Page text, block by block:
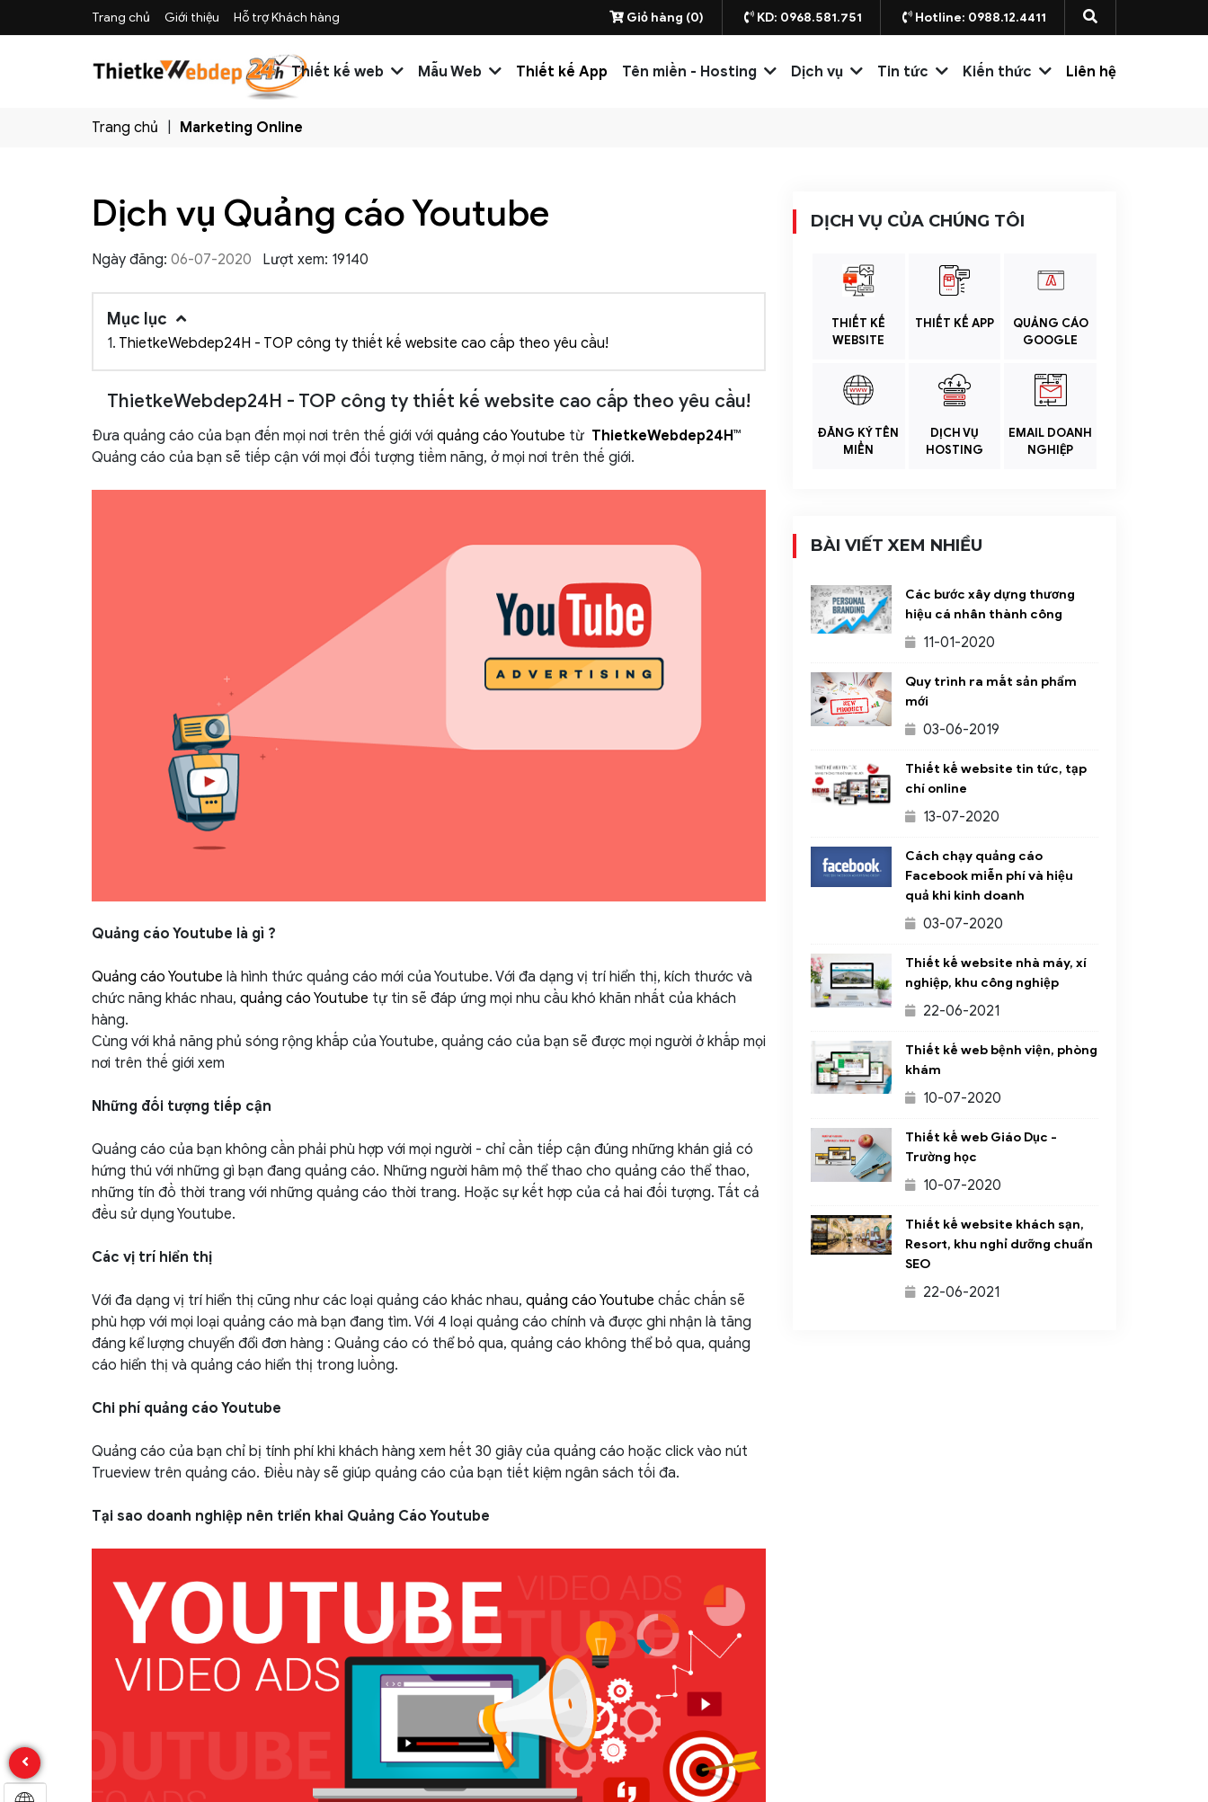
Trang chủ Giới thiệu Hỗ trợ Khách hàng Giỏ hàng (0) KD: 0968.581.751 Hotline: 0988.12.4411
Thiết kế web Mẫu Web Thiết kế App Tên miền - Hosting Dịch vụ Tin tức Kiến thức Liên hệ
Trang chủ Marketing Online
Dịch vụ Quảng cáo Youtube
Ngày đăng: 06-07-2020 Lượt xem: 19140
Mục lục
1. ThietkeWebdep24H - TOP công ty thiết kế website cao cấp theo yêu cầu!
ThietkeWebdep24H - TOP công ty thiết kế website cao cấp theo yêu cầu!
Đưa quảng cáo của bạn đến mọi nơi trên thế giới với quảng cáo Youtube từ ThietkeWebdep24H™
Quảng cáo của bạn sẽ tiếp cận với mọi đối tượng tiềm năng, ở mọi nơi trên thế giới.
Quảng cáo Youtube là gì ?
Quảng cáo Youtube là hình thức quảng cáo mới của Youtube. Với đa dạng vị trí hiển thị, kích thước và
chức năng khác nhau, quảng cáo Youtube tự tin sẽ đáp ứng mọi nhu cầu khó khăn nhất của khách
hàng.
Cùng với khả năng phủ sóng rộng khắp của Youtube, quảng cáo của bạn sẽ được mọi người ở khắp mọi
nơi trên thế giới xem
Những đối tượng tiếp cận
Quảng cáo của bạn không cần phải phù hợp với mọi người - chỉ cần tiếp cận đúng những khán giả có
hứng thú với những gì bạn đang quảng cáo. Những người hâm mộ thể thao cho quảng cáo thể thao,
những tín đồ thời trang với những quảng cáo thời trang. Hoặc sự kết hợp của cả hai đối tượng. Tất cả
đều sử dụng Youtube.
Các vị trí hiển thị
Với đa dạng vị trí hiển thị cũng như các loại quảng cáo khác nhau, quảng cáo Youtube chắc chắn sẽ
phù hợp với mọi loại quảng cáo mà bạn đang tìm. Với 4 loại quảng cáo chính và được ghi nhận là tăng
đáng kể lượng chuyển đổi đơn hàng : Quảng cáo có thể bỏ qua, quảng cáo không thể bỏ qua, quảng
cáo hiển thị và quảng cáo hiển thị trong luồng.
Chi phí quảng cáo Youtube
Quảng cáo của bạn chỉ bị tính phí khi khách hàng xem hết 30 giây của quảng cáo hoặc click vào nút
Trueview trên quảng cáo. Điều này sẽ giúp quảng cáo của bạn tiết kiệm ngân sách tối đa.
Tại sao doanh nghiệp nên triển khai Quảng Cáo Youtube
DỊCH VỤ CỦA CHÚNG TÔI
THIẾT KẾ
WEBSITE
THIẾT KẾ APP
QUẢNG CÁO
GOOGLE
ĐĂNG KÝ TÊN
MIỀN
DỊCH VỤ
HOSTING
EMAIL DOANH
NGHIỆP
BÀI VIẾT XEM NHIỀU
Các bước xây dựng thương
hiệu cá nhân thành công
11-01-2020
Quy trình ra mắt sản phẩm
mới
03-06-2019
Thiết kế website tin tức, tạp
chí online
13-07-2020
Cách chạy quảng cáo
Facebook miễn phí và hiệu
quả khi kinh doanh
03-07-2020
Thiết kế website nhà máy, xí
nghiệp, khu công nghiệp
22-06-2021
Thiết kế web bệnh viện, phòng
khám
10-07-2020
Thiết kế web Giáo Dục -
Trường học
10-07-2020
Thiết kế website khách sạn,
Resort, khu nghỉ dưỡng chuẩn
SEO
22-06-2021